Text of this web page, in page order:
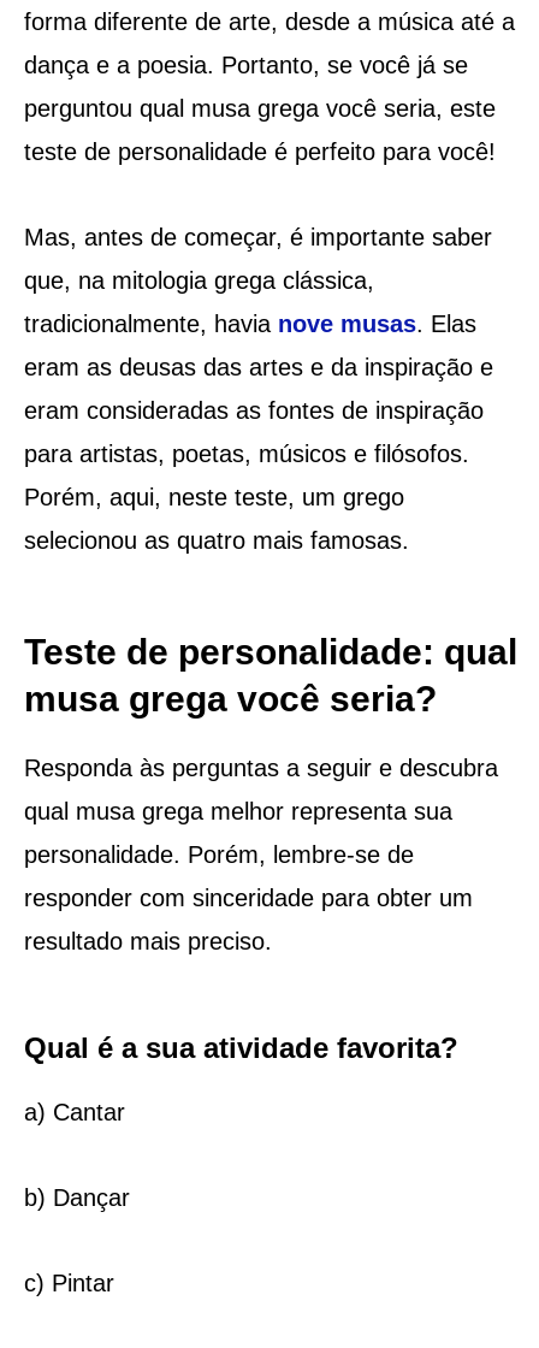
forma diferente de arte, desde a música até a
dança e a poesia. Portanto, se você já se
perguntou qual musa grega você seria, este
teste de personalidade é perfeito para você!
Mas, antes de começar, é importante saber
que, na mitologia grega clássica,
tradicionalmente, havia nove musas. Elas
eram as deusas das artes e da inspiração e
eram consideradas as fontes de inspiração
para artistas, poetas, músicos e filósofos.
Porém, aqui, neste teste, um grego
selecionou as quatro mais famosas.
Teste de personalidade: qual
musa grega você seria?
Responda às perguntas a seguir e descubra
qual musa grega melhor representa sua
personalidade. Porém, lembre-se de
responder com sinceridade para obter um
resultado mais preciso.
Qual é a sua atividade favorita?
a) Cantar
b) Dançar
c) Pintar